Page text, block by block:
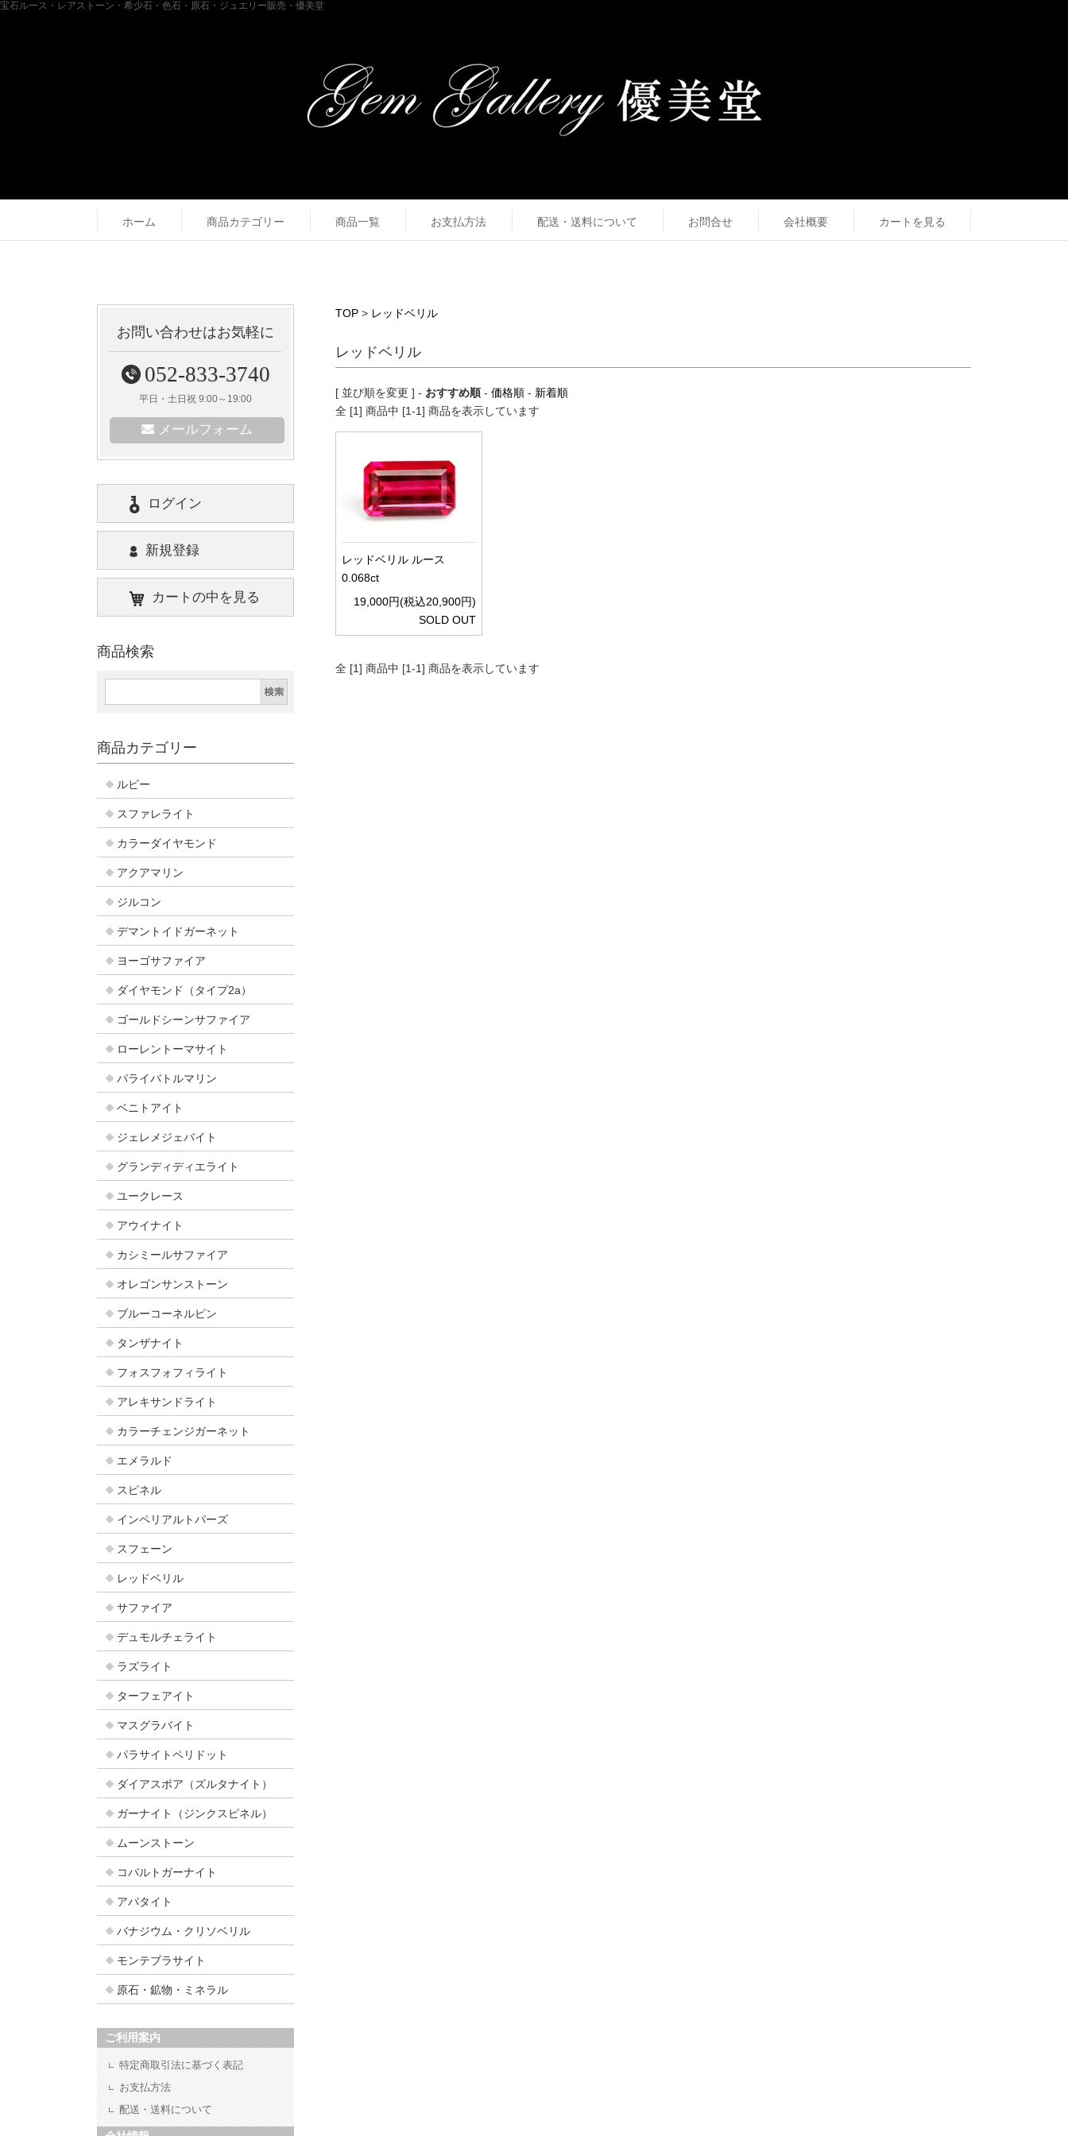
宝石ルース・レアストーン・希少石・色石・原石・ジュエリー販売・優美堂
ホーム 商品カテゴリー 商品一覧 お支払方法 配送・送料について お問合せ 会社概要 カートを見る
TOP > レッドベリル
レッドベリル
[ 並び順を変更 ] - おすすめ順- 価格順 - 新着順
全 [1] 商品中 [1-1] 商品を表示しています
レッドベリル ルース
0.068ct
19,000円(税込20,900円)
SOLD OUT
全 [1] 商品中 [1-1] 商品を表示しています
お問い合わせはお気軽に
052-833-3740
平日・土日祝 9:00～19:00
メールフォーム
ログイン
新規登録
カートの中を見る
商品検索
商品カテゴリー
ルビー
スファレライト
カラーダイヤモンド
アクアマリン
ジルコン
デマントイドガーネット
ヨーゴサファイア
ダイヤモンド（タイプ2a）
ゴールドシーンサファイア
ローレントーマサイト
パライバトルマリン
ベニトアイト
ジェレメジェバイト
グランディディエライト
ユークレース
アウイナイト
カシミールサファイア
オレゴンサンストーン
ブルーコーネルピン
タンザナイト
フォスフォフィライト
アレキサンドライト
カラーチェンジガーネット
エメラルド
スピネル
インペリアルトパーズ
スフェーン
レッドベリル
サファイア
デュモルチェライト
ラズライト
ターフェアイト
マスグラバイト
パラサイトペリドット
ダイアスポア（ズルタナイト）
ガーナイト（ジンクスピネル）
ムーンストーン
コバルトガーナイト
アパタイト
バナジウム・クリソベリル
モンテブラサイト
原石・鉱物・ミネラル
ご利用案内
特定商取引法に基づく表記
お支払方法
配送・送料について